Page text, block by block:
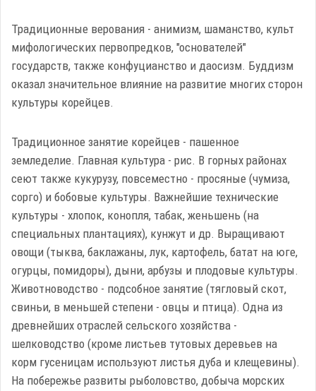
Традиционные верования - анимизм, шаманство, культ
мифологических первопредков, "основателей"
государств, также конфуцианство и даосизм. Буддизм
оказал значительное влияние на развитие многих сторон
культуры корейцев.
Традиционное занятие корейцев - пашенное
земледелие. Главная культура - рис. В горных районах
сеют также кукурузу, повсеместно - просяные (чумиза,
сорго) и бобовые культуры. Важнейшие технические
культуры - хлопок, конопля, табак, женьшень (на
специальных плантациях), кунжут и др. Выращивают
овощи (тыква, баклажаны, лук, картофель, батат на юге,
огурцы, помидоры), дыни, арбузы и плодовые культуры.
Животноводство - подсобное занятие (тягловый скот,
свиньи, в меньшей степени - овцы и птица). Одна из
древнейших отраслей сельского хозяйства -
шелководство (кроме листьев тутовых деревьев на
корм гусеницам используют листья дуба и клещевины).
На побережье развиты рыболовство, добыча морских